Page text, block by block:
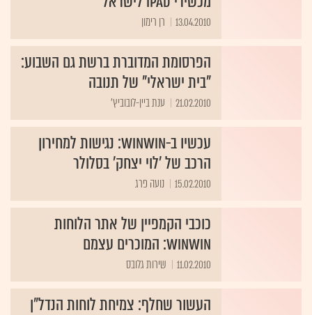
13.04.2010 רן רימון
הפרסומת המדוברת ברשת גם השבוע:
"בית ישראלי" של תנובה
21.02.2010 ענת ביין-לובוביץ'
עכשיו ב-winwin: נגישות למחירון
הרכב של 'לוי יצחק' בסלולר
15.02.2010 נועה פרג
כוכבי הקמפיין של אתר הלוחות
winwin: המוכרים עצמם
11.02.2010 שירות גלובס
העשור שחלף: צמיחת לוחות הנדל"ן